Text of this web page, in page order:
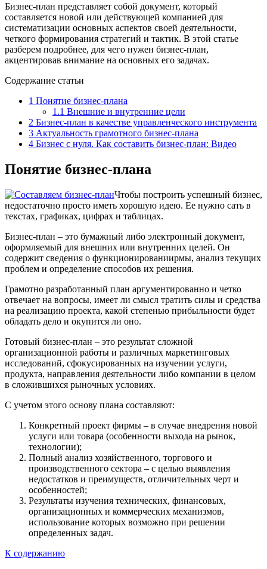
Бизнес-план представляет собой документ, который
составляется новой или действующей компанией для
систематизации основных аспектов своей деятельности,
четкого формирования стратегий и тактик. В этой статье
разберем подробнее, для чего нужен бизнес-план,
акцентировав внимание на основных его задачах.
Содержание статьи
1 Понятие бизнес-плана
1.1 Внешние и внутренние цели
2 Бизнес-план в качестве управленческого инструмента
3 Актуальность грамотного бизнес-плана
4 Бизнес с нуля. Как составить бизнес-план: Видео
Понятие бизнес-плана
Чтобы построить успешный бизнес,
недостаточно просто иметь хорошую идею. Ее нужно сать в
текстах, графиках, цифрах и таблицах.
Бизнес-план – это бумажный либо электронный документ,
оформляемый для внешних или внутренних целей. Он
содержит сведения о функционированиирмы, анализ текущих
проблем и определение способов их решения.
Грамотно разработанный план аргументированно и четко
отвечает на вопросы, имеет ли смысл тратить силы и средства
на реализацию проекта, какой степенью прибыльности будет
обладать дело и окупится ли оно.
Готовый бизнес-план – это результат сложной
организационной работы и различных маркетинговых
исследований, сфокусированных на изучении услуги,
продукта, направления деятельности либо компании в целом
в сложившихся рыночных условиях.
С учетом этого основу плана составляют:
Конкретный проект фирмы – в случае внедрения новой
услуги или товара (особенности выхода на рынок,
технологии);
Полный анализ хозяйственного, торгового и
производственного сектора – с целью выявления
недостатков и преимуществ, отличительных черт и
особенностей;
Результаты изучения технических, финансовых,
организационных и коммерческих механизмов,
использование которых возможно при решении
определенных задач.
К содержанию